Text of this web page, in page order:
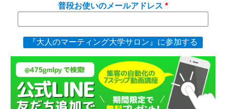
普段お使いのメールアドレス
『大人のマーティング大学サロン』に参加する